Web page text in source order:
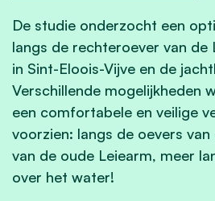
De studie onderzocht een
langs de rechteroever van de
in Sint-Eloois-Vijve en de
Verschillende mogelijkheden
een comfortabele en veilige
voorzien: langs de oevers van
van de oude Leiearm, meer
over het water!